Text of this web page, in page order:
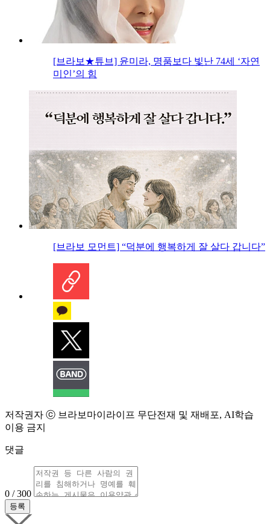
[브라보★튜브] 윤미라, 명품보다 빛난 74세 ‘자연
미인’의 힘
[브라보 모먼트] “덕분에 행복하게 잘 살다 갑니다”
저작권자 ⓒ 브라보마이라이프 무단전재 및 재배포, AI학습
이용 금지
댓글
0 / 300